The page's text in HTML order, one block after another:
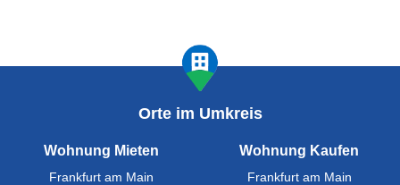
Orte im Umkreis
Wohnung Mieten
Frankfurt am Main
Wohnung Kaufen
Frankfurt am Main